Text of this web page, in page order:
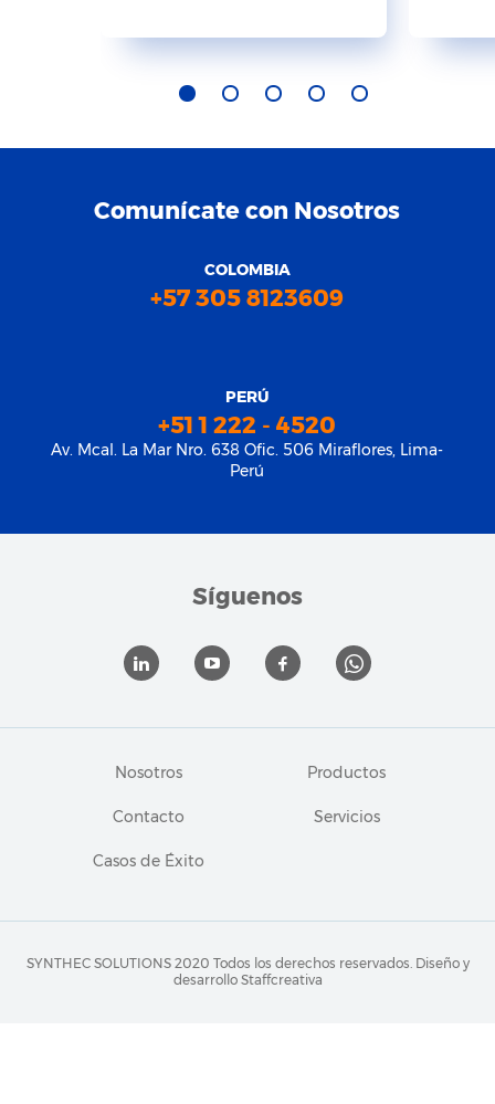
Comunícate con Nosotros
COLOMBIA
+57 305 8123609
PERÚ
+51 1 222 - 4520
Av. Mcal. La Mar Nro. 638 Ofic. 506 Miraflores, Lima-
Perú
Síguenos
Nosotros Productos
Contacto Servicios
Casos de Éxito
SYNTHEC SOLUTIONS 2020 Todos los derechos reservados. Diseño y
desarrollo Staffcreativa